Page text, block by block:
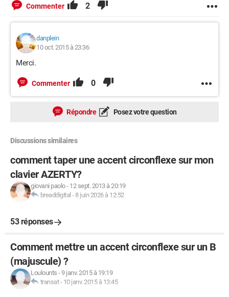
Commenter 2
danplein
10 oct. 2015 à 23:36
Merci.
Commenter 0
Répondre Posez votre question
Discussions similaires
comment taper une accent circonflexe sur mon
clavier AZERTY?
giovani paolo- 12 sept. 2013 à 20:19
breaddigital - 8 juin 2026 à 12:52
53 réponses
Comment mettre un accent circonflexe sur un B
(majuscule) ?
Loulounts -9 janv. 2015 à 19:19
transat- 10 janv. 2015 à 13:45